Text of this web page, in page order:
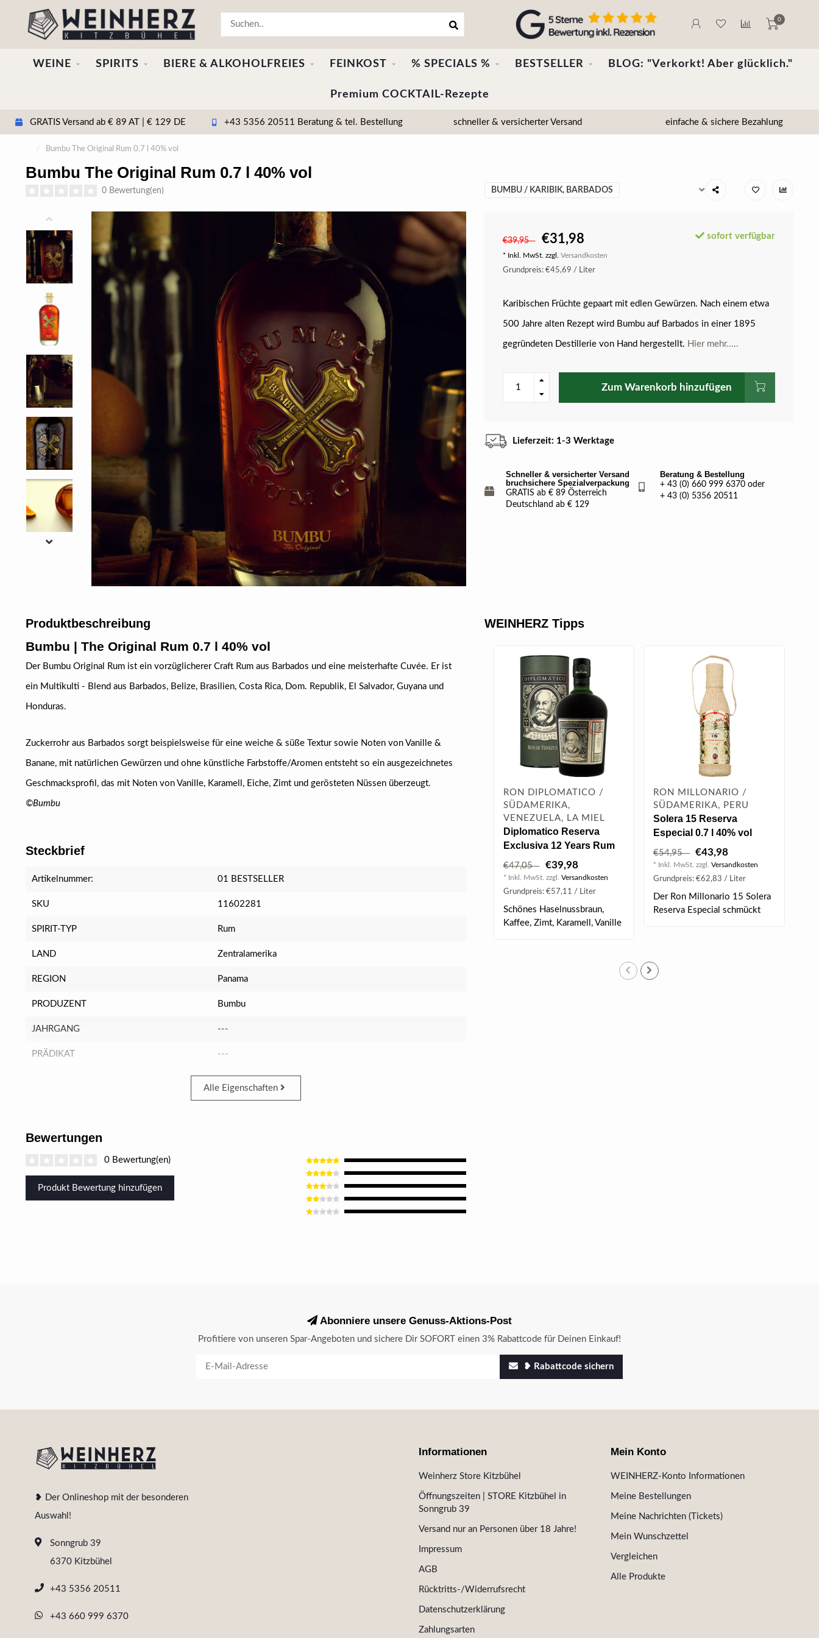
0
WEINE SPIRITS BIERE & ALKOHOLFREIES FEINKOST % SPECIALS % BESTSELLER BLOG: "Verkorkt! Aber glücklich."
Premium COCKTAIL-Rezepte
GRATIS Versand ab € 89 AT | € 129 DE +43 5356 20511 Beratung & tel. Bestellung schneller & versicherter Versand einfache & sichere Bezahlung
/ Bumbu The Original Rum 0.7 l 40% vol
Bumbu The Original Rum 0.7 l 40% vol
0 Bewertung(en) BUMBU / KARIBIK, BARBADOS
€39,95 €31,98
* Inkl. MwSt. zzgl. Versandkosten
sofort verfügbar
Grundpreis: €45,69 / Liter
Karibischen Früchte gepaart mit edlen Gewürzen. Nach einem etwa
500 Jahre alten Rezept wird Bumbu auf Barbados in einer 1895
gegründeten Destillerie von Hand hergestellt. Hier mehr.....
Zum Warenkorb hinzufügen
Lieferzeit: 1-3 Werktage
Schneller & versicherter Versand
bruchsichere Spezialverpackung
GRATIS ab € 89 Österreich
Deutschland ab € 129
Beratung & Bestellung
+ 43 (0) 660 999 6370 oder
+ 43 (0) 5356 20511
Produktbeschreibung
Bumbu | The Original Rum 0.7 l 40% vol
Der Bumbu Original Rum ist ein vorzüglicherer Craft Rum aus Barbados und eine meisterhafte Cuvée. Er ist
ein Multikulti - Blend aus Barbados, Belize, Brasilien, Costa Rica, Dom. Republik, El Salvador, Guyana und
Honduras.
Zuckerrohr aus Barbados sorgt beispielsweise für eine weiche & süße Textur sowie Noten von Vanille &
Banane, mit natürlichen Gewürzen und ohne künstliche Farbstoffe/Aromen entsteht so ein ausgezeichnetes
Geschmacksprofil, das mit Noten von Vanille, Karamell, Eiche, Zimt und gerösteten Nüssen überzeugt.
©Bumbu
Steckbrief
Artikelnummer: 01 BESTSELLER
SKU 11602281
SPIRIT-TYP Rum
LAND Zentralamerika
REGION Panama
PRODUZENT Bumbu
JAHRGANG ---
PRÄDIKAT ---
Alle Eigenschaften
Bewertungen
0 Bewertung(en)
Produkt Bewertung hinzufügen
WEINHERZ Tipps
RON DIPLOMATICO /
SÜDAMERIKA,
VENEZUELA, LA MIEL
Diplomatico Reserva
Exclusiva 12 Years Rum
in GB 0.7 l
€47,05 €39,98
* Inkl. MwSt. zzgl. Versandkosten
Grundpreis: €57,11 / Liter
Schönes Haselnussbraun,
Kaffee, Zimt, Karamell, Vanille
RON MILLONARIO /
SÜDAMERIKA, PERU
Solera 15 Reserva
Especial 0.7 l 40% vol
€54,95 €43,98
* Inkl. MwSt. zzgl. Versandkosten
Grundpreis: €62,83 / Liter
Der Ron Millonario 15 Solera
Reserva Especial schmückt
Abonniere unsere Genuss-Aktions-Post
Profitiere von unseren Spar-Angeboten und sichere Dir SOFORT einen 3% Rabattcode für Deinen Einkauf!
❥ Rabattcode sichern
❥ Der Onlineshop mit der besonderen
Auswahl!
Sonngrub 39
6370 Kitzbühel
+43 5356 20511
+43 660 999 6370
Informationen
Weinherz Store Kitzbühel
Öffnungszeiten | STORE Kitzbühel in
Sonngrub 39
Versand nur an Personen über 18 Jahre!
Impressum
AGB
Rücktritts-/Widerrufsrecht
Datenschutzerklärung
Zahlungsarten
Mein Konto
WEINHERZ-Konto Informationen
Meine Bestellungen
Meine Nachrichten (Tickets)
Mein Wunschzettel
Vergleichen
Alle Produkte